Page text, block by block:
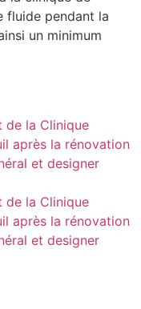
fluide pendant la
un minimum